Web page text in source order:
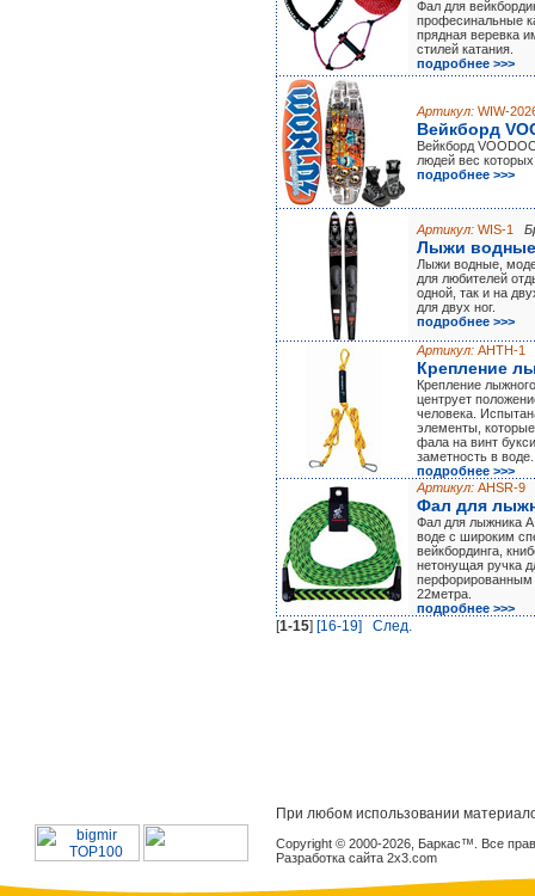
Фал для
професинальные
прядная веревка
стилей катания.
подробнее >>>
Артикул: WIW-
Вейкборд
Вейкборд
людей вес
подробнее >>>
Артикул: WIS-1
Лыжи
Лыжи водные,
для любителей
одной, так и на
для двух ног.
подробнее >>>
Артикул: AHTH-1
Крепление
Крепление
центрует
человека.
элементы,
фала на винт
заметность в воде.
подробнее >>>
Артикул: AHSR-9
Фал для
Фал для лыжника
воде с широким
вейкбординга,
нетонущая ручка
перфорированным
22метра.
подробнее >>>
[1-15] [16-19] Cлед.
При любом использовании
Copyright © 2000-2026, Баркас™. Все
Разработка сайта 2x3.com